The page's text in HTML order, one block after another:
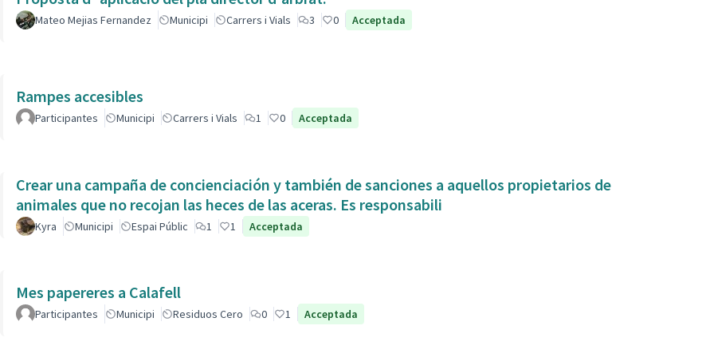
Mateo Mejias Fernandez Municipi Carrers i Vials 3 0 Acceptada
Rampes accesibles
Participantes Municipi Carrers i Vials 1 0 Acceptada
Crear una campaña de concienciación y también de sanciones a aquellos propietarios de
animales que no recojan las heces de las aceras. Es responsabili
Kyra Municipi Espai Públic 1 1 Acceptada
Mes papereres a Calafell
Participantes Municipi Residuos Cero 0 1 Acceptada